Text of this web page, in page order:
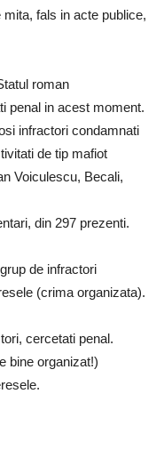
fals in acte publice,
roman
penal in acest moment.
infractori condamnati
de tip mafiot
Voiculescu, Becali,
din 297 prezenti.
de infractori
(crima organizata).
cercetati penal.
bine organizat!)